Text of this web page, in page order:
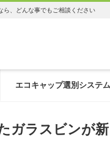
ら、どんな事でもご相談ください
エコキャップ選別システム
ガラスビンが